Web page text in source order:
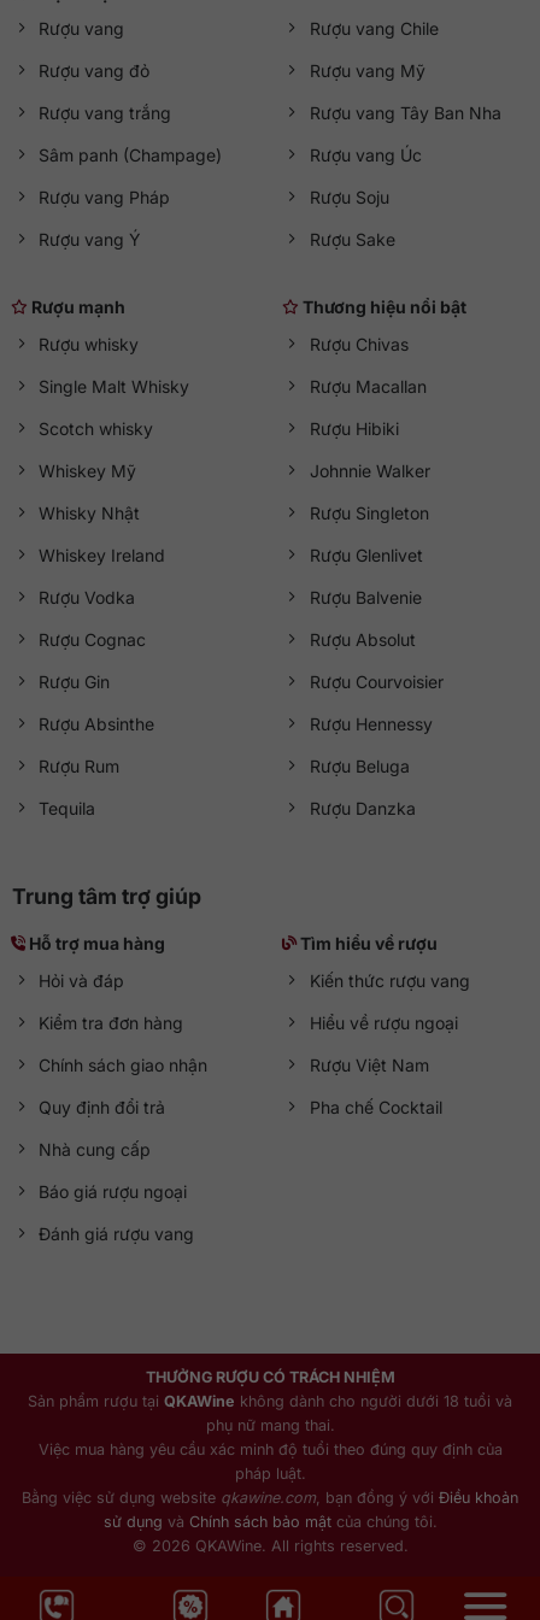
Rượu vang
Rượu vang đỏ
Rượu vang trắng
Sâm panh (Champage)
Rượu vang Pháp
Rượu vang Ý
Rượu vang Chile
Rượu vang Mỹ
Rượu vang Tây Ban Nha
Rượu vang Úc
Rượu Soju
Rượu Sake
Rượu mạnh
Rượu whisky
Single Malt Whisky
Scotch whisky
Whiskey Mỹ
Whisky Nhật
Whiskey Ireland
Rượu Vodka
Rượu Cognac
Rượu Gin
Rượu Absinthe
Rượu Rum
Tequila
Thương hiệu nổi bật
Rượu Chivas
Rượu Macallan
Rượu Hibiki
Johnnie Walker
Rượu Singleton
Rượu Glenlivet
Rượu Balvenie
Rượu Absolut
Rượu Courvoisier
Rượu Hennessy
Rượu Beluga
Rượu Danzka
Trung tâm trợ giúp
Hỗ trợ mua hàng
Hỏi và đáp
Kiểm tra đơn hàng
Chính sách giao nhận
Quy định đổi trả
Nhà cung cấp
Báo giá rượu ngoại
Đánh giá rượu vang
Tìm hiểu về rượu
Kiến thức rượu vang
Hiểu về rượu ngoại
Rượu Việt Nam
Pha chế Cocktail
THƯỞNG RƯỢU CÓ TRÁCH NHIỆM
Sản phẩm rượu tại QKAWine không dành cho người dưới 18 tuổi và
phụ nữ mang thai.
Việc mua hàng yêu cầu xác minh độ tuổi theo đúng quy định của
pháp luật.
Bằng việc sử dụng website qkawine.com , bạn đồng ý với Điều khoản
sử dụng và Chính sách bảo mậtcủa chúng tôi.
© 2026 QKAWine. All rights reserved.